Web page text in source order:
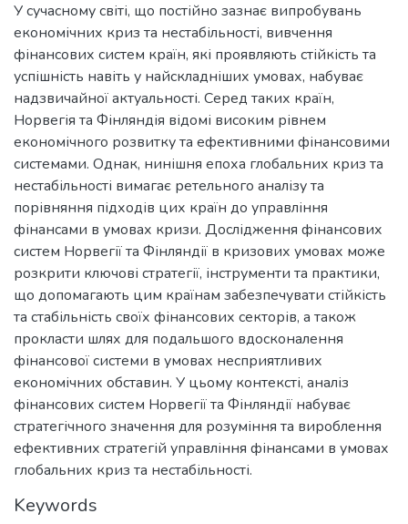
У сучасному світі, що постійно зазнає випробувань
економічних криз та нестабільності, вивчення
фінансових систем країн, які проявляють стійкість та
успішність навіть у найскладніших умовах, набуває
надзвичайної актуальності. Серед таких країн,
Норвегія та Фінляндія відомі високим рівнем
економічного розвитку та ефективними фінансовими
системами. Однак, нинішня епоха глобальних криз та
нестабільності вимагає ретельного аналізу та
порівняння підходів цих країн до управління
фінансами в умовах кризи. Дослідження фінансових
систем Норвегії та Фінляндії в кризових умовах може
розкрити ключові стратегії, інструменти та практики,
що допомагають цим країнам забезпечувати стійкість
та стабільність своїх фінансових секторів, а також
прокласти шлях для подальшого вдосконалення
фінансової системи в умовах несприятливих
економічних обставин. У цьому контексті, аналіз
фінансових систем Норвегії та Фінляндії набуває
стратегічного значення для розуміння та вироблення
ефективних стратегій управління фінансами в умовах
глобальних криз та нестабільності.
Keywords